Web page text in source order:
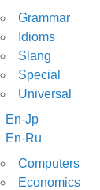
Grammar
Idioms
Slang
Special
Universal
En-Jp
En-Ru
Computers
Economics